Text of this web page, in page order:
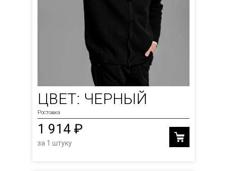
ЦВЕТ: ЧЕРНЫЙ
Ростовка
1 914 ₽
за 1 штуку